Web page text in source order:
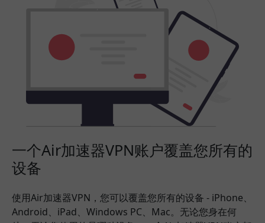
一个Air加速器VPN账户覆盖您所有的
设备
使用Air加速器VPN，您可以覆盖您所有的设备 - iPhone、
Android、iPad、Windows PC、Mac。无论您身在何